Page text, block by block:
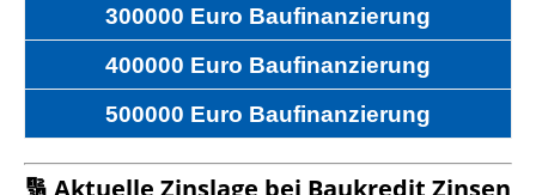
300000 Euro Baufinanzierung
400000 Euro Baufinanzierung
500000 Euro Baufinanzierung
🔢 Aktuelle Zinslage bei Baukredit Zinsen